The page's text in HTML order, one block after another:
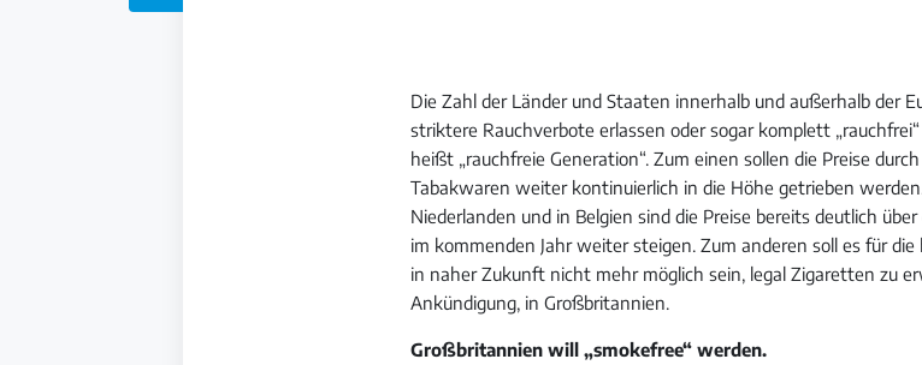
Die Zahl der Länder und Staaten innerhalb und außerhalb der
striktere Rauchverbote erlassen oder sogar komplett
heißt „rauchfreie Generation“. Zum einen sollen die Preise
Tabakwaren weiter kontinuierlich in die Höhe getrieben
Niederlanden und in Belgien sind die Preise bereits deutlich
im kommenden Jahr weiter steigen. Zum anderen soll es für
in naher Zukunft nicht mehr möglich sein, legal Zigaretten zu
Ankündigung, in Großbritannien.
Großbritannien will „smokefree“ werden.